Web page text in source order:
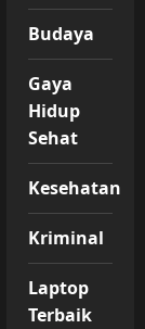
Budaya
Gaya
Hidup
Sehat
Kesehatan
Kriminal
Laptop
Terbaik